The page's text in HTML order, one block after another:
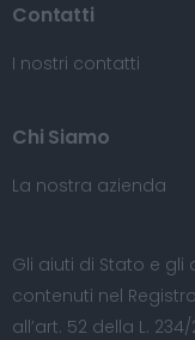
Contatti
I nostri contatti
Chi Siamo
La nostra azienda
Gli aiuti di Stato e
contenuti nel
all’art. 52 della L.